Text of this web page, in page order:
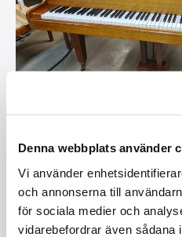
Denna webbplats använder
Vi använder
och annonserna till
för sociala medier och
vidarebefordrar även sådana
J.P.LÖFBERG
SÅLD
I lager